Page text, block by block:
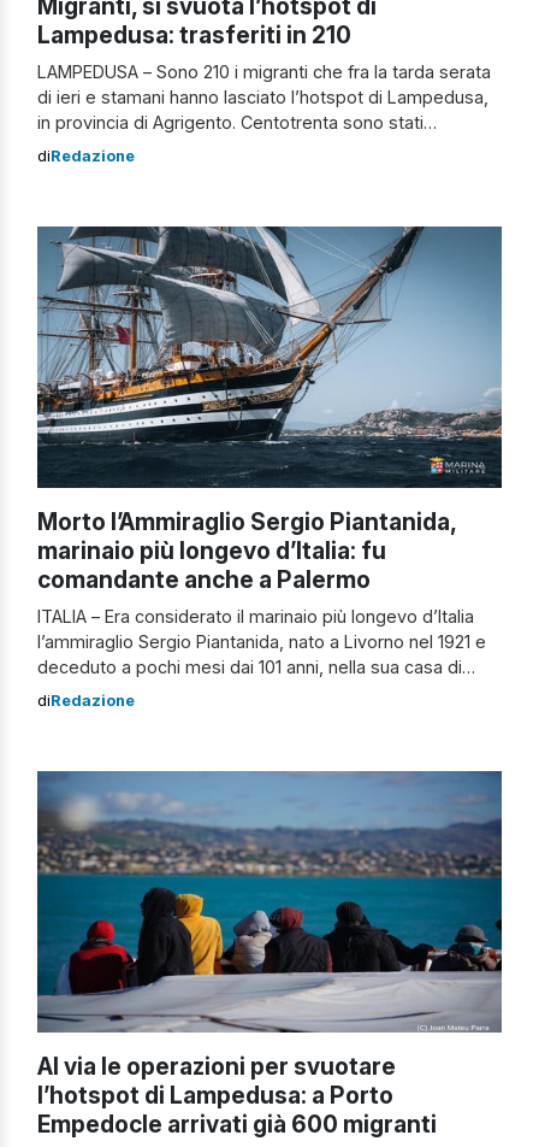
Lampedusa: trasferiti in 210
LAMPEDUSA – Sono 210 i migranti che fra la tarda serata
di ieri e stamani hanno lasciato l’hotspot di Lampedusa,
in provincia di Agrigento. Centotrenta sono stati
imbarcati, ieri sera, sul pattugliatore della Guardia di
1.014 ospiti. Da poco, 80 […]
diRedazione
Morto l’Ammiraglio Sergio Piantanida,
marinaio più longevo d’Italia: fu
comandante anche a Palermo
ITALIA – Era considerato il marinaio più longevo d’Italia
l’ammiraglio Sergio Piantanida, nato a Livorno nel 1921 e
deceduto a pochi mesi dai 101 anni, nella sua casa di
Torre del Greco, in provincia di Napoli. Lunghissimo il
della Repubblica Carlo Azeglio Ciampi: […]
diRedazione
Al via le operazioni per svuotare
l’hotspot di Lampedusa: a Porto
Empedocle arrivati già 600 migranti